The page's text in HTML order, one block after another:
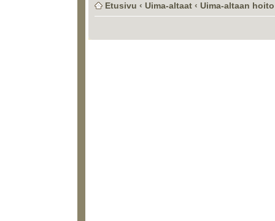
Etusivu ‹ Uima-altaat ‹ Uima-altaan hoito